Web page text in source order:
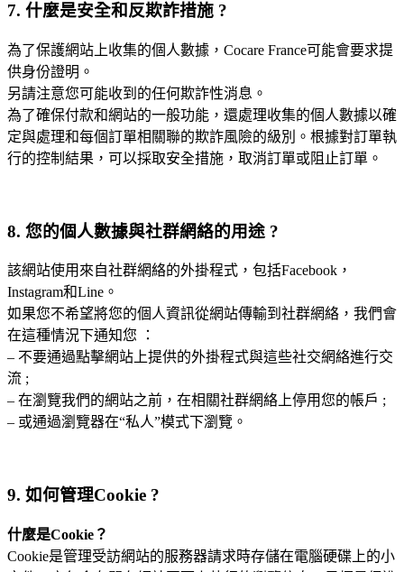
7. 什麼是安全和反欺詐措施 ?
為了保護網站上收集的個人數據，Cocare France可能會要求提
供身份證明。
另請注意您可能收到的任何欺詐性消息。
為了確保付款和網站的一般功能，還處理收集的個人數據以確
定與處理和每個訂單相關聯的欺詐風險的級別。根據對訂單執
行的控制結果，可以採取安全措施，取消訂單或阻止訂單。
8. 您的個人數據與社群網絡的用途 ?
該網站使用來自社群網絡的外掛程式，包括Facebook，
Instagram和Line。
如果您不希望將您的個人資訊從網站傳輸到社群網絡，我們會
在這種情況下通知您 ：
– 不要通過點擊網站上提供的外掛程式與這些社交網絡進行交
流 ;
– 在瀏覽我們的網站之前，在相關社群網絡上停用您的帳戶 ;
– 或通過瀏覽器在“私人”模式下瀏覽。
9. 如何管理Cookie ?
什麼是Cookie？
Cookie是管理受訪網站的服務器請求時存儲在電腦硬碟上的小